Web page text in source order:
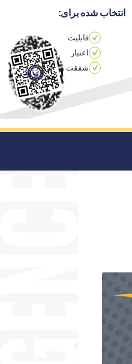
انتخاب شده برای:
قابلیت
اعتبار
شفقت